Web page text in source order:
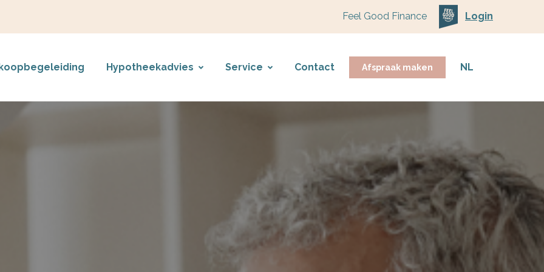
Feel Good Finance Login
Hypotheekadvies Service Contact Afspraak maken NL